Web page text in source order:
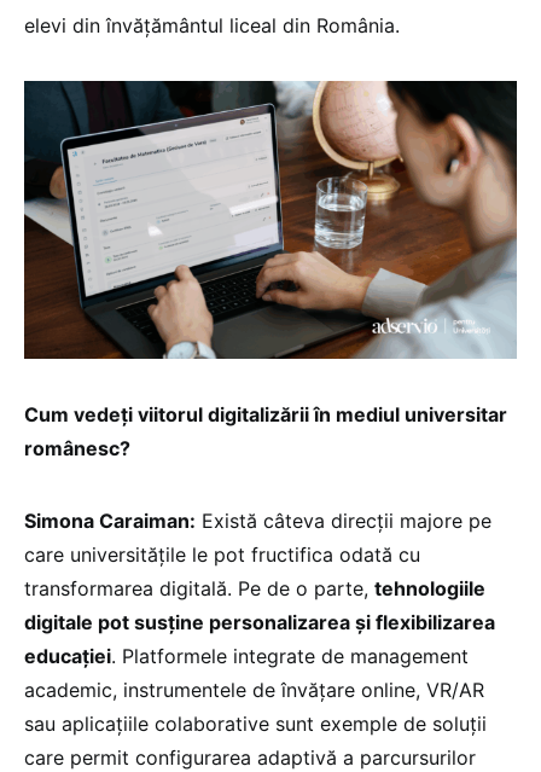
elevi din învățământul liceal din România.
Cum vedeți viitorul digitalizării în mediul universitar
românesc?
Simona Caraiman: Există câteva direcții majore pe
care universitățile le pot fructifica odată cu
transformarea digitală. Pe de o parte, tehnologiile
digitale pot susține personalizarea și flexibilizarea
educației. Platformele integrate de management
academic, instrumentele de învățare online, VR/AR
sau aplicațiile colaborative sunt exemple de soluții
care permit configurarea adaptivă a parcursurilor